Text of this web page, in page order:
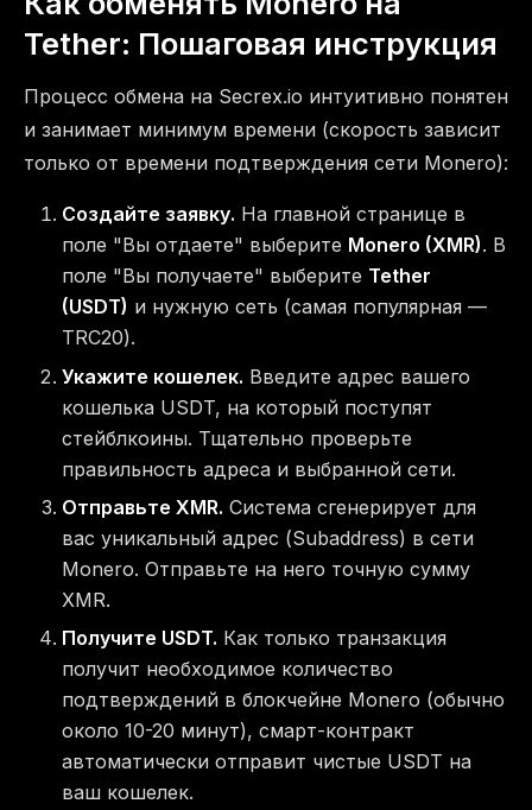
Tether: Пошаговая инструкция
Процесс обмена на Secrex.io интуитивно понятен
и занимает минимум времени (скорость зависит
только от времени подтверждения сети Monero):
Создайте заявку. На главной странице в
поле "Вы отдаете" выберите Monero (XMR). В
поле "Вы получаете" выберите Tether
(USDT) и нужную сеть (самая популярная —
TRC20).
Укажите кошелек. Введите адрес вашего
кошелька USDT, на который поступят
стейблкоины. Тщательно проверьте
правильность адреса и выбранной сети.
Отправьте XMR. Система сгенерирует для
вас уникальный адрес (Subaddress) в сети
Monero. Отправьте на него точную сумму
XMR.
Получите USDT. Как только транзакция
получит необходимое количество
подтверждений в блокчейне Monero (обычно
около 10-20 минут), смарт-контракт
автоматически отправит чистые USDT на
ваш кошелек.